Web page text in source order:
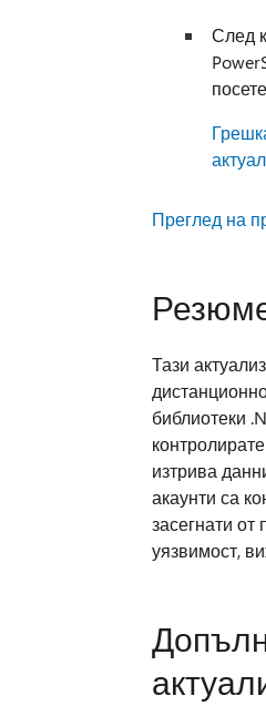
След
Преглед на
Тази
библиотеки
изтрива
акаунти са
засегнати от
уязвимост,